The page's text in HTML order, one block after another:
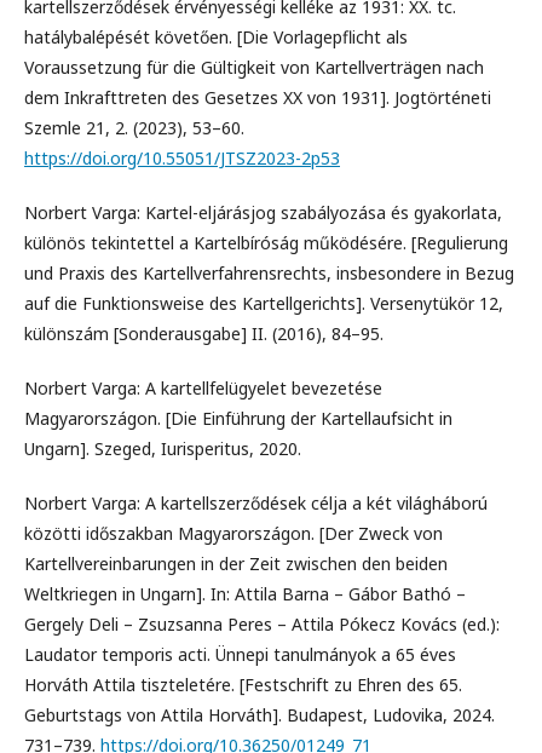
kartellszerződések érvényességi kelléke az 1931: XX. tc.
hatálybalépését követően. [Die Vorlagepflicht als
Voraussetzung für die Gültigkeit von Kartellverträgen nach
dem Inkrafttreten des Gesetzes XX von 1931]. Jogtörténeti
Szemle 21, 2. (2023), 53–60.
https://doi.org/10.55051/JTSZ2023-2p53
Norbert Varga: Kartel-eljárásjog szabályozása és gyakorlata,
különös tekintettel a Kartelbíróság működésére. [Regulierung
und Praxis des Kartellverfahrensrechts, insbesondere in Bezug
auf die Funktionsweise des Kartellgerichts]. Versenytükör 12,
különszám [Sonderausgabe] II. (2016), 84–95.
Norbert Varga: A kartellfelügyelet bevezetése
Magyarországon. [Die Einführung der Kartellaufsicht in
Ungarn]. Szeged, Iurisperitus, 2020.
Norbert Varga: A kartellszerződések célja a két világháború
közötti időszakban Magyarországon. [Der Zweck von
Kartellvereinbarungen in der Zeit zwischen den beiden
Weltkriegen in Ungarn]. In: Attila Barna – Gábor Bathó –
Gergely Deli – Zsuzsanna Peres – Attila Pókecz Kovács (ed.):
Laudator temporis acti. Ünnepi tanulmányok a 65 éves
Horváth Attila tiszteletére. [Festschrift zu Ehren des 65.
Geburtstags von Attila Horváth]. Budapest, Ludovika, 2024.
731–739. https://doi.org/10.36250/01249_71